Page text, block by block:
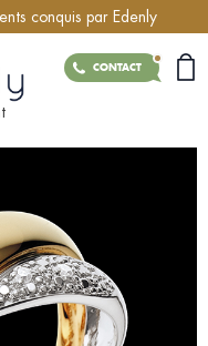
conquis par Edenly
CONTACT